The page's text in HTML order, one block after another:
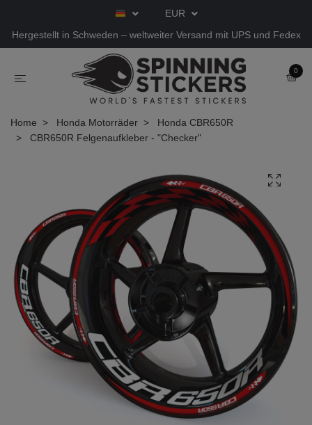
EUR
Hergestellt in Schweden – weltweiter Versand mit UPS und Fedex
0
Home Honda Motorräder
Honda CBR650R
CBR650R Felgenaufkleber - "Checker"